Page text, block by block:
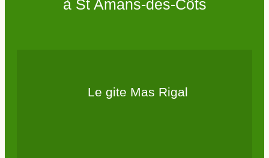
à St Amans-des-Côts
Le gite Mas Rigal